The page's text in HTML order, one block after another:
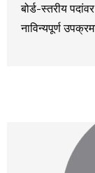
बोर्ड-स्तरीय
नाविन्यपूर्ण